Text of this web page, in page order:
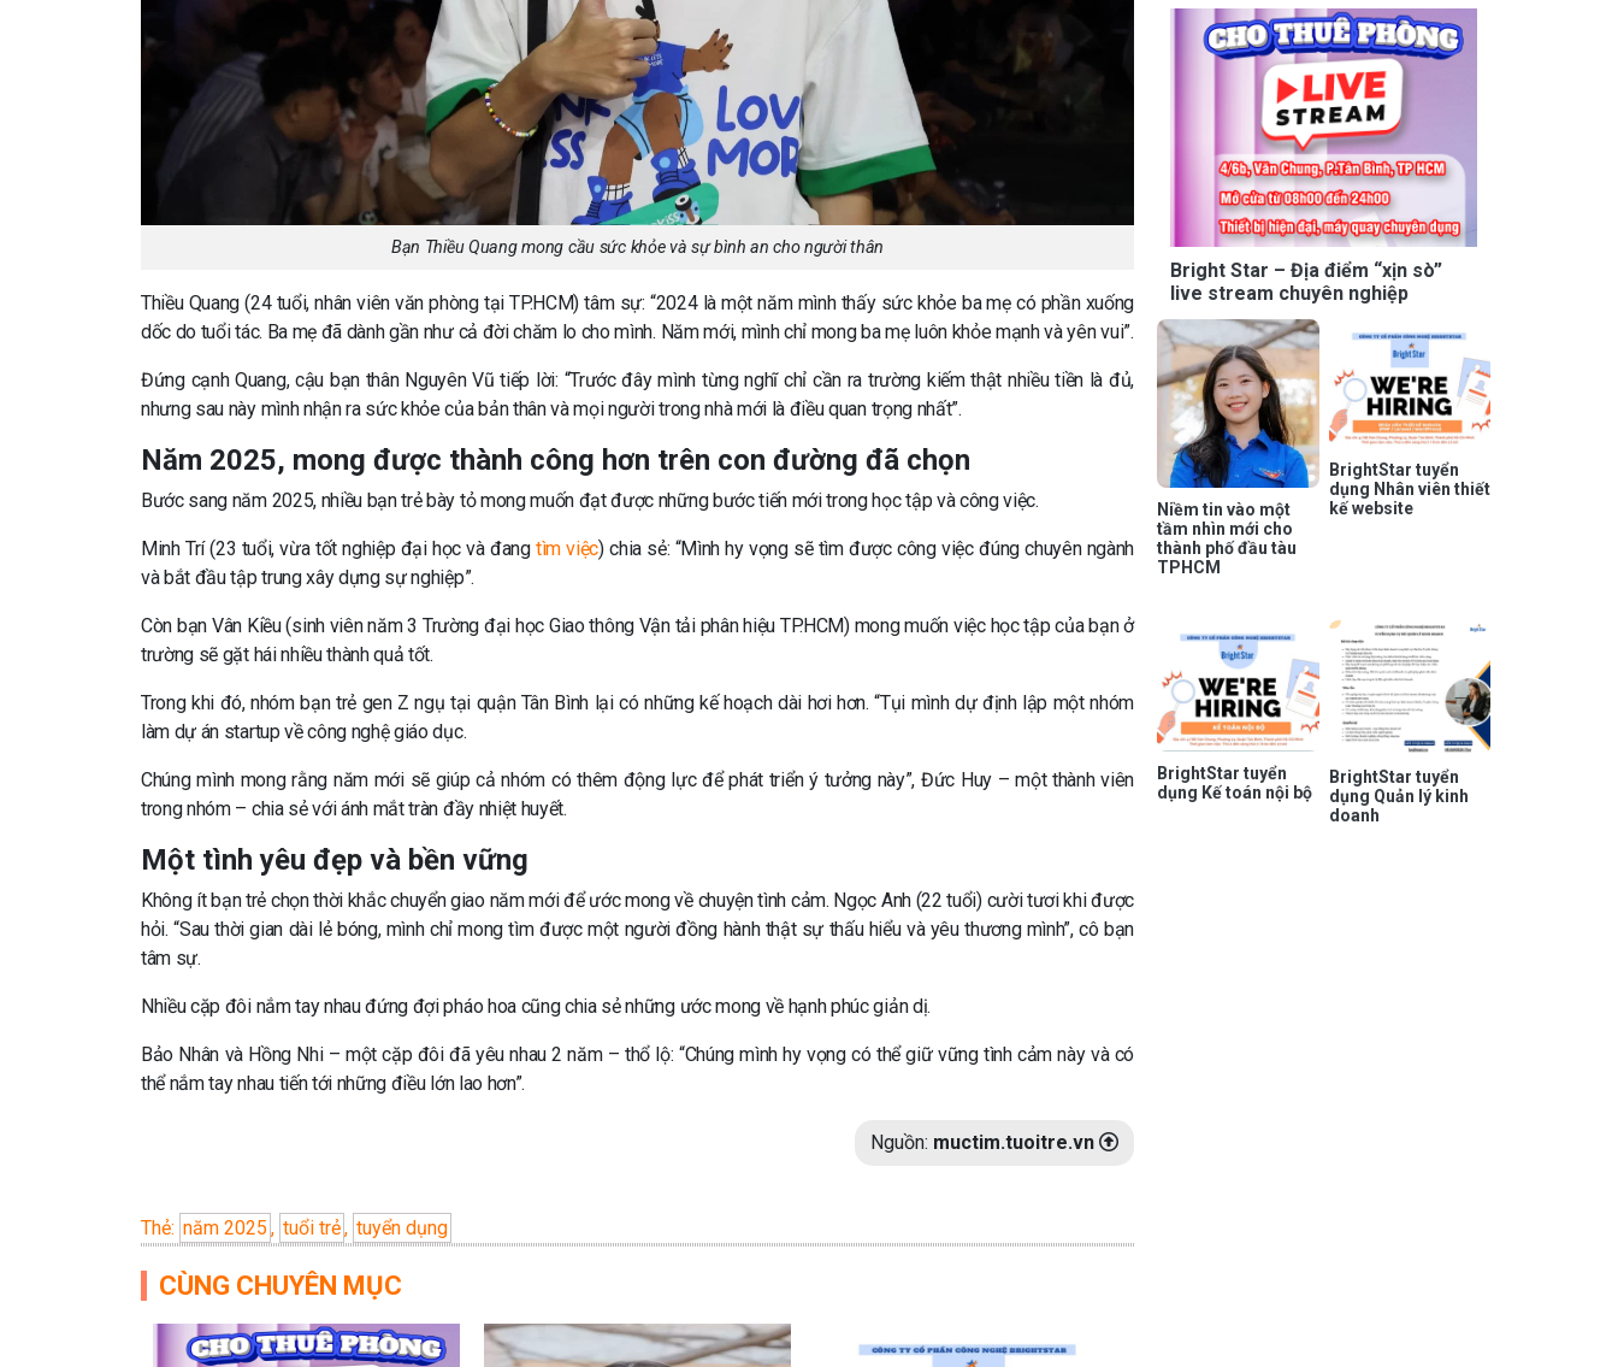
Bạn Thiều Quang mong cầu sức khỏe và sự bình an cho người thân
Thiều Quang (24 tuổi, nhân viên văn phòng tại TP.HCM) tâm sự: “2024 là một năm mình thấy sức khỏe ba mẹ có phần xuống
dốc do tuổi tác. Ba mẹ đã dành gần như cả đời chăm lo cho mình. Năm mới, mình chỉ mong ba mẹ luôn khỏe mạnh và yên vui”.
Đứng cạnh Quang, cậu bạn thân Nguyên Vũ tiếp lời: “Trước đây mình từng nghĩ chỉ cần ra trường kiếm thật nhiều tiền là đủ,
nhưng sau này mình nhận ra sức khỏe của bản thân và mọi người trong nhà mới là điều quan trọng nhất”.
Năm 2025, mong được thành công hơn trên con đường đã chọn
Bước sang năm 2025, nhiều bạn trẻ bày tỏ mong muốn đạt được những bước tiến mới trong học tập và công việc.
Minh Trí (23 tuổi, vừa tốt nghiệp đại học và đangtìm việc) chia sẻ: “Mình hy vọng sẽ tìm được công việc đúng chuyên ngành
và bắt đầu tập trung xây dựng sự nghiệp”.
Còn bạn Vân Kiều (sinh viên năm 3 Trường đại học Giao thông Vận tải phân hiệu TP.HCM) mong muốn việc học tập của bạn ở
trường sẽ gặt hái nhiều thành quả tốt.
Trong khi đó, nhóm bạn trẻ gen Z ngụ tại quận Tân Bình lại có những kế hoạch dài hơi hơn. “Tụi mình dự định lập một nhóm
làm dự án startup về công nghệ giáo dục.
Chúng mình mong rằng năm mới sẽ giúp cả nhóm có thêm động lực để phát triển ý tưởng này”, Đức Huy – một thành viên
trong nhóm – chia sẻ với ánh mắt tràn đầy nhiệt huyết.
Một tình yêu đẹp và bền vững
Không ít bạn trẻ chọn thời khắc chuyển giao năm mới để ước mong về chuyện tình cảm. Ngọc Anh (22 tuổi) cười tươi khi được
hỏi. “Sau thời gian dài lẻ bóng, mình chỉ mong tìm được một người đồng hành thật sự thấu hiểu và yêu thương mình”, cô bạn
tâm sự.
Nhiều cặp đôi nắm tay nhau đứng đợi pháo hoa cũng chia sẻ những ước mong về hạnh phúc giản dị.
Bảo Nhân và Hồng Nhi – một cặp đôi đã yêu nhau 2 năm – thổ lộ: “Chúng mình hy vọng có thể giữ vững tình cảm này và có
thể nắm tay nhau tiến tới những điều lớn lao hơn”.
Nguồn: muctim.tuoitre.vn
Thẻ: năm 2025 , tuổi trẻ, tuyển dụng
CÙNG CHUYÊN MỤC
Bright Star – Địa điểm “xịn sò”
live stream chuyên nghiệp
Niềm tin vào một
tầm nhìn mới cho
thành phố đầu tàu
TPHCM
BrightStar tuyển
dụng Nhân viên thiết
kế website
BrightStar tuyển
dụng Kế toán nội bộ
BrightStar tuyển
dụng Quản lý kinh
doanh